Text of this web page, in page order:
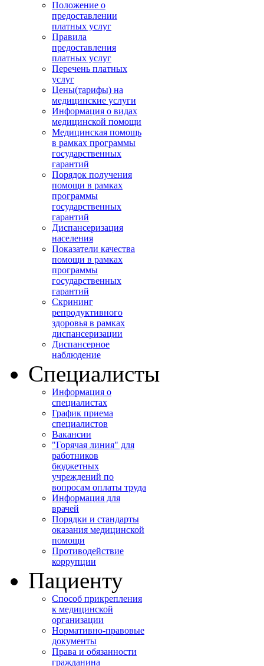
Положение о
предоставлении
платных услуг
Правила
предоставления
платных услуг
Перечень платных
услуг
Цены(тарифы) на
медицинские услуги
Информация о видах
медицинской помощи
Медицинская помощь
в рамках программы
государственных
гарантий
Порядок получения
помощи в рамках
программы
государственных
гарантий
Диспансеризация
населения
Показатели качества
помощи в рамках
программы
государственных
гарантий
Скрининг
репродуктивного
здоровья в рамках
диспансеризации
Диспансерное
наблюдение
Специалисты
Информация о
специалистах
График приема
специалистов
Вакансии
"Горячая линия" для
работников
бюджетных
учреждений по
вопросам оплаты труда
Информация для
врачей
Порядки и стандарты
оказания медицинской
помощи
Противодействие
коррупции
Пациенту
Способ прикрепления
к медицинской
организации
Нормативно-правовые
документы
Права и обязанности
гражданина